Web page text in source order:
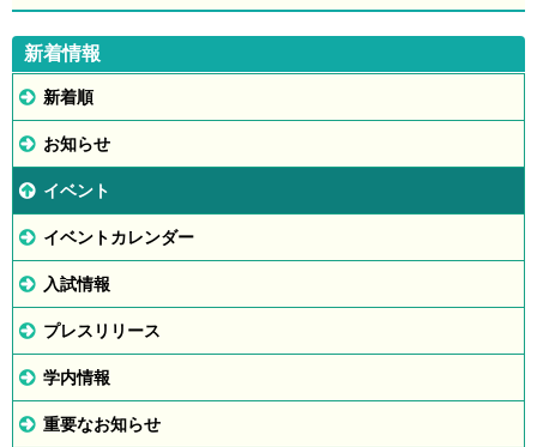
新着情報
新着順
お知らせ
イベント
イベントカレンダー
入試情報
プレスリリース
学内情報
重要なお知らせ